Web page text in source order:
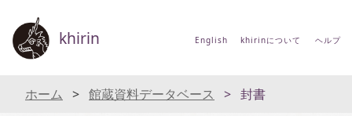
khirin English khirinについて ヘルプ
ホーム 館蔵資料データベース 封書